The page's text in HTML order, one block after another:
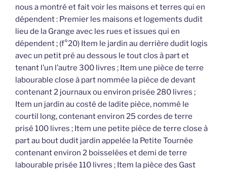
nous a montré et fait voir les maisons et terres qui en
dépendent : Premier les maisons et logements dudit
lieu de la Grange avec les rues et issues qui en
dépendent ; (f°20) Item le jardin au derrière dudit logis
avec un petit pré au dessous le tout clos à part et
tenant l’un l’autre 300 livres ; Item une pièce de terre
labourable close à part nommée la pièce de devant
contenant 2 journaux ou environ prisée 280 livres ;
Item un jardin au costé de ladite pièce, nommé le
courtil long, contenant environ 25 cordes de terre
prisé 100 livres ; Item une petite pièce de terre close à
part au bout dudit jardin appelée la Petite Tournée
contenant environ 2 boisselées et demi de terre
labourable prisée 110 livres ; Item la pièce des Gast